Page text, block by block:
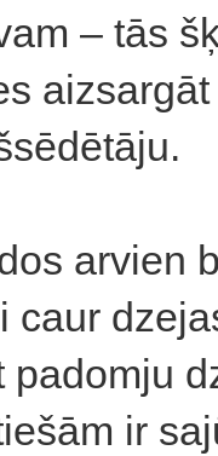
– tās
arvien
caur
padomju
ir